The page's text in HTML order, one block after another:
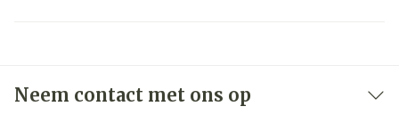
Neem contact met ons op